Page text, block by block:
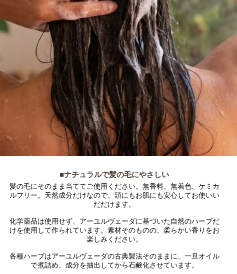
■ナチュラルで髪の毛にやさしい
髪の毛にそのまま当ててご使用ください。無香料、無着色、ケミカ
ルフリー。天然成分だけなので、頭にもお肌にも安心してお使いい
だだけます。
化学薬品は使用せず、アーユルヴェーダに基づいた自然のハーブだ
けを使用して作られています。素材そのものの、柔らかい香りをお
楽しみください。
各種ハーブはアーユルヴェーダの古典製法そのままに、一旦オイル
で煮詰め、成分を抽出してから石鹸化させています。